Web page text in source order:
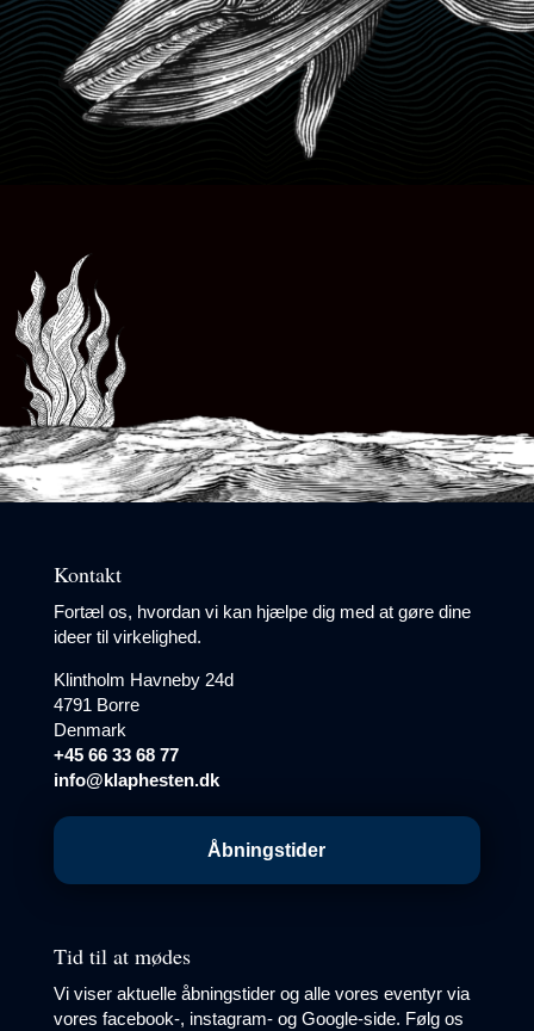
Kontakt
Fortæl os, hvordan vi kan hjælpe dig med at gøre dine
ideer til virkelighed.
Klintholm Havneby 24d
4791 Borre
Denmark
+45 66 33 68 77
info@klaphesten.dk
Åbningstider
Tid til at mødes
Vi viser aktuelle åbningstider og alle vores eventyr via
vores facebook-, instagram- og Google-side. Følg os